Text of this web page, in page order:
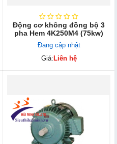
Động cơ không đồng bộ 3
pha Hem 4K250M4 (75kw)
Đang cập nhật
Giá: Liên hệ